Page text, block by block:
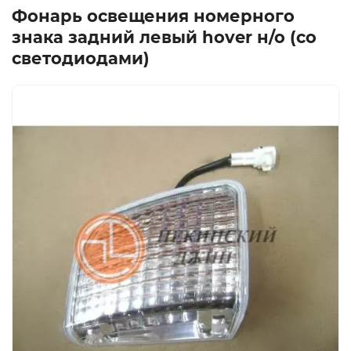
Фонарь освещения номерного
знака задний левый hover н/о (со
светодиодами)